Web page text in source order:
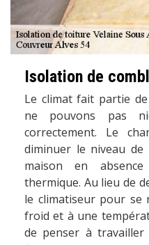
Isolation de
Le climat fait partie
ne pouvons pas
correctement. Le
diminuer le niveau
maison en
thermique. Au lieu de
le climatiseur pour se
froid et à une
de penser à travailler